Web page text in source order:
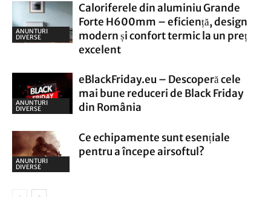
ANUNTURI
DIVERSE
Caloriferele din aluminiu Grande
Forte H600mm – eficiență, design
modern și confort termic la un preț
excelent
ANUNTURI
DIVERSE
eBlackFriday.eu – Descoperă cele
mai bune reduceri de Black Friday
din România
ANUNTURI
DIVERSE
Ce echipamente sunt esențiale
pentru a începe airsoftul?